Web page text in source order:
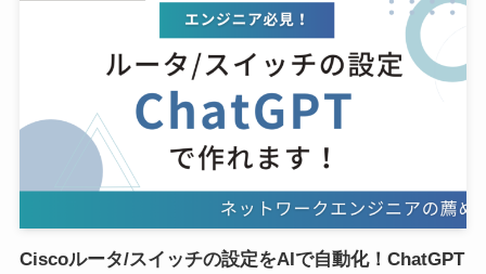
Ciscoルータ/スイッチの設定をAIで自動化！ChatGPT